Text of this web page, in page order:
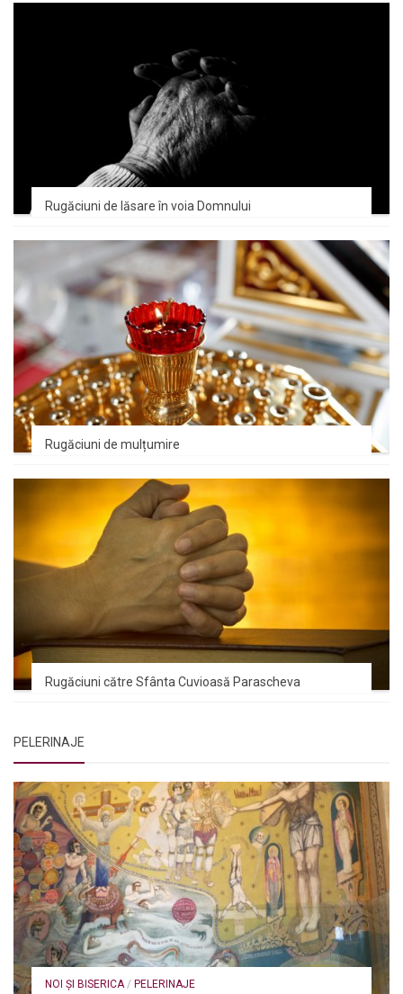
Rugăciuni de lăsare în voia Domnului
Rugăciuni de mulțumire
Rugăciuni către Sfânta Cuvioasă Parascheva
PELERINAJE
NOI ȘI BISERICA/ PELERINAJE